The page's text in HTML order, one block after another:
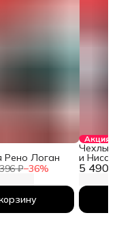
₽−36%
Рено Логан
Акция
5 490 ₽
Чехлы
и
2026